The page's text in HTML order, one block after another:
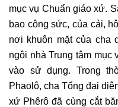
mục vụ Chuẩn giáo xứ.
bao công sức, của cải,
nơi khuôn mặt của cha
ngôi nhà Trung tâm mục
vào sử dụng. Trong
Phaolô, cha Tổng đại
xứ Phêrô đã cùng cắt